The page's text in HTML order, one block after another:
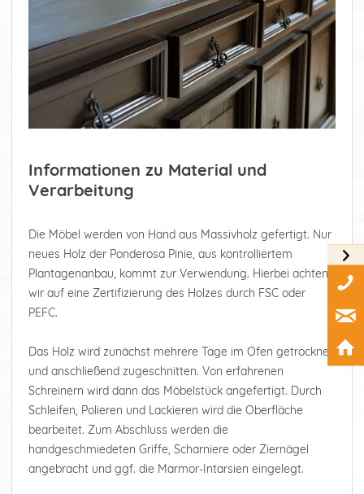
Informationen zu Material und
Verarbeitung
Die Möbel werden von Hand aus Massivholz gefertigt. Nur
neues Holz der Ponderosa Pinie, aus kontrolliertem
Plantagenanbau, kommt zur Verwendung. Hierbei achten
wir auf eine Zertifizierung des Holzes durch FSC oder
PEFC.
Das Holz wird zunächst mehrere Tage im Ofen getrocknet
und anschließend zugeschnitten. Von erfahrenen
Schreinern wird dann das Möbelstück angefertigt. Durch
Schleifen, Polieren und Lackieren wird die Oberfläche
bearbeitet. Zum Abschluss werden die
handgeschmiedeten Griffe, Scharniere oder Ziernägel
angebracht und ggf. die Marmor-Intarsien eingelegt.